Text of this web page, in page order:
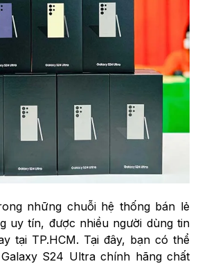
những chuỗi hệ thống bán lẻ
uy tín, được nhiều người dùng tin
tại TP.HCM. Tại đây, bạn có thể
S24 Ultra chính hãng chất